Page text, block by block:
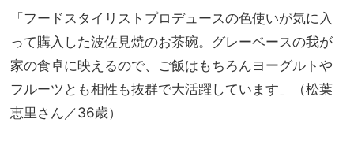
「フードスタイリストプロデュースの色使いが気に入
って購入した波佐見焼のお茶碗。グレーベースの我が
家の食卓に映えるので、ご飯はもちろんヨーグルトや
フルーツとも相性も抜群で大活躍しています」（松葉
恵里さん／36歳）